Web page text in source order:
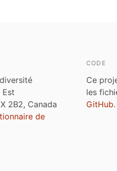
Est
2B2, Canada
de
CODE
Ce
les
GitHub.